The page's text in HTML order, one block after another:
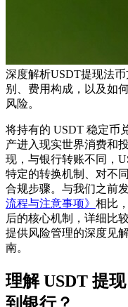
深度解析USDT提现法
别、费用构成，以及如
风险。
将持有的 USDT 稳定币
产进入现实世界消费和
现，与银行转账不同，
特定的转换机制、对不
合规步骤。与我们之前
流程与注意事项》 相比
后的核心机制，详细比
提供风险管理的深度见
南。
理解 USDT 提
到银行？